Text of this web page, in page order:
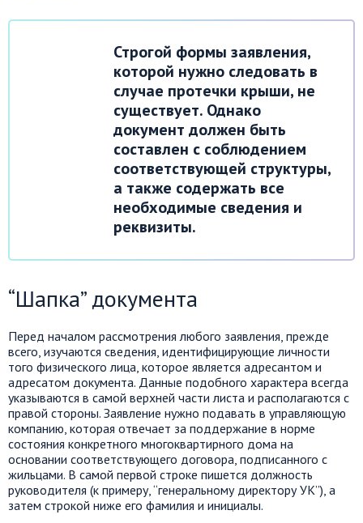
Строгой формы заявления,
которой нужно следовать в
случае протечки крыши, не
существует. Однако
документ должен быть
составлен с соблюдением
соответствующей структуры,
а также содержать все
необходимые сведения и
реквизиты.
“Шапка” документа
Перед началом рассмотрения любого заявления, прежде
всего, изучаются сведения, идентифицирующие личности
того физического лица, которое является адресантом и
адресатом документа. Данные подобного характера всегда
указываются в самой верхней части листа и располагаются с
правой стороны. Заявление нужно подавать в управляющую
компанию, которая отвечает за поддержание в норме
состояния конкретного многоквартирного дома на
основании соответствующего договора, подписанного с
жильцами. В самой первой строке пишется должность
руководителя (к примеру, “генеральному директору УК”), а
затем строкой ниже его фамилия и инициалы.